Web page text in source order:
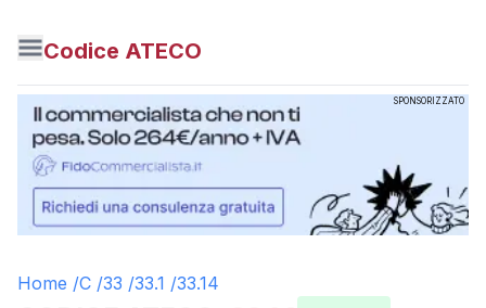
Codice ATECO
SPONSORIZZATO
Home /C /33 /33.1 /33.14